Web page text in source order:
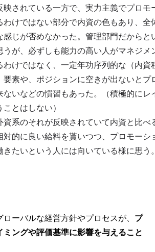
映されている一方で、実力主義でプロモ
わけではない部分で内資の色もあり、全
感じが否めなかった。管理部門だからと
うが、必ずしも能力の高い人がマネジメ
わけではなく、一定年功序列的な（内資
要素や、ポジションに空きが出ないとプ
ないなどの慣習もあった。（積極的にレ
とはしない）
資系のそれが反映されていて内資と比べ
対的に良い給料を貰いつつ、プロモーシ
きたいという人には向いている様に思う
ーバルな経営方針やプロセスが、 プ
ミングや評価基準に影響を与えること